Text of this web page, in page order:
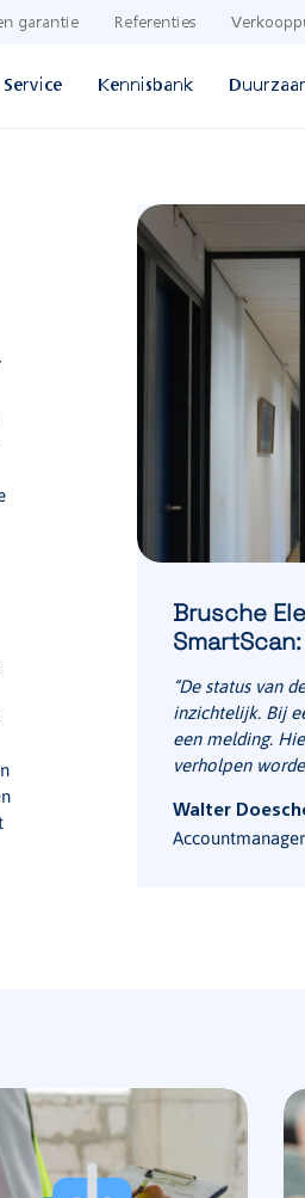
garantie Referenties
Service Kennisbank
Brusche
SmartScan:
“De status van
inzichtelijk. Bij
een melding.
verholpen
Walter